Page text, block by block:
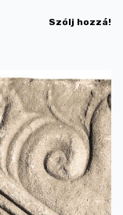
Szólj hozzá!